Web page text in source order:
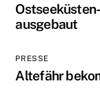
ausgebaut
PRESSE
Altefähr